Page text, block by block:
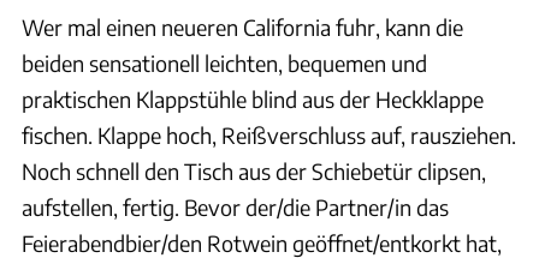
Wer mal einen neueren California fuhr, kann die
beiden sensationell leichten, bequemen und
praktischen Klappstühle blind aus der Heckklappe
fischen. Klappe hoch, Reißverschluss auf, rausziehen.
Noch schnell den Tisch aus der Schiebetür clipsen,
aufstellen, fertig. Bevor der/die Partner/in das
Feierabendbier/den Rotwein geöffnet/entkorkt hat,